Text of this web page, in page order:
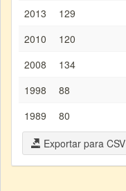
2013
129
2010
120
2008
134
1998
88
1989
80
Exportar para CSV